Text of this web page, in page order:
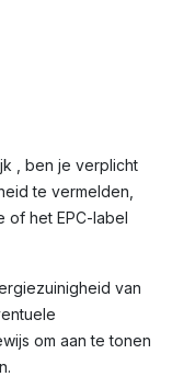
, ben je verplicht
te vermelden,
of het EPC-label
van
om aan te tonen